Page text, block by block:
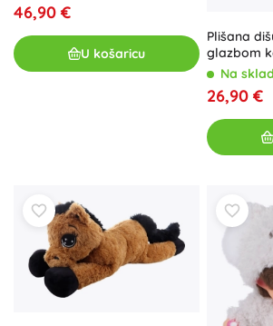
46,90 €
U košaricu
Plišana
glazbom
Na
26,90 €